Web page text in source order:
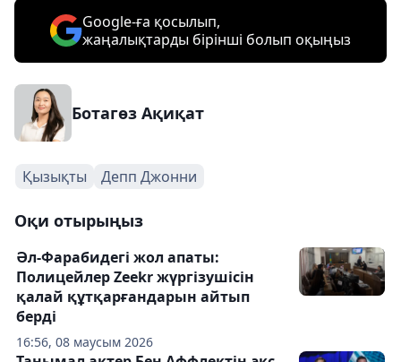
Google-ға қосылып,
жаңалықтарды бірінші болып оқыңыз
Ботагөз Ақиқат
Қызықты Депп Джонни
Оқи отырыңыз
16:56, 08 маусым 2026
Әл-Фарабидегі жол апаты:
Полицейлер Zeekr жүргізушісін
қалай құтқарғандарын айтып
берді